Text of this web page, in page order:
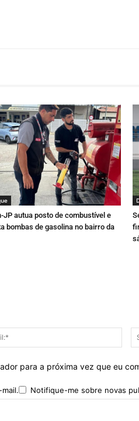
JP autua posto de combustível e
bombas de gasolina no bairro da
para a próxima vez que eu
Notifique-me sobre novas